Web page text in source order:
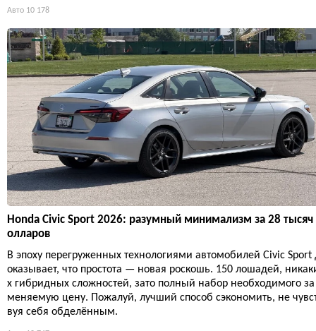
Авто 10 178
Honda Civic Sport 2026: разумный минимализм за 28 тысяч
олларов
В эпоху перегруженных технологиями автомобилей Civic Sport
оказывает, что простота — новая роскошь. 150 лошадей,
х гибридных сложностей, зато полный набор необходимого
меняемую цену. Пожалуй, лучший способ сэкономить, не
вуя себя обделённым.